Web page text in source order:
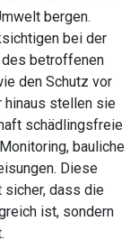
bergen.
bei der
betroffenen
den Schutz vor
hinaus stellen sie
schädlingsfreie
bauliche
Diese
dass die
ist, sondern